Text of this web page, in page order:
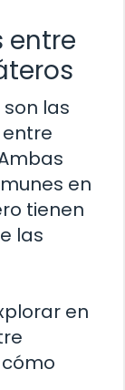
entre
las
en
tienen
las
en